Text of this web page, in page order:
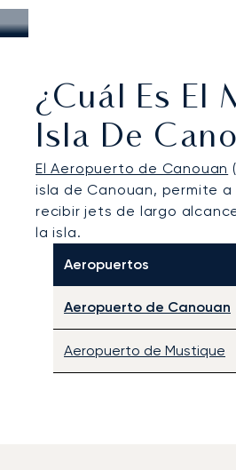
¿Cuál Es El
Isla De
El Aeropuerto de Canouan
isla de Canouan, permite
recibir jets de largo
la isla.
Aeropuertos
Aeropuerto de Canouan
Aeropuerto de Mustique